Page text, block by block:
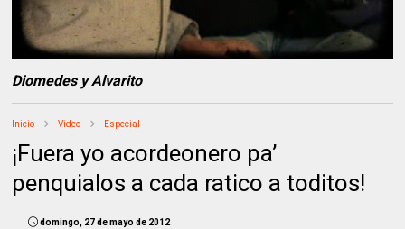
Diomedes y Alvarito
Inicio Video Especial
¡Fuera yo acordeonero pa’
penquialos a cada ratico a toditos!
domingo, 27 de mayo de 2012